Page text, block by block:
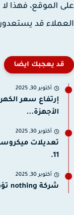
الموقع، فهذا لا
قد يستعدون
قد يعجبك ايضا
أكتوبر 30, 2025
إرتفاع سعر
الأجهزة...
أكتوبر 30, 2025
تعديلات
أكتوبر 30, 2025
شركة nothing تؤكد إطلاق هاتفها الجديد 2a قريبًا.